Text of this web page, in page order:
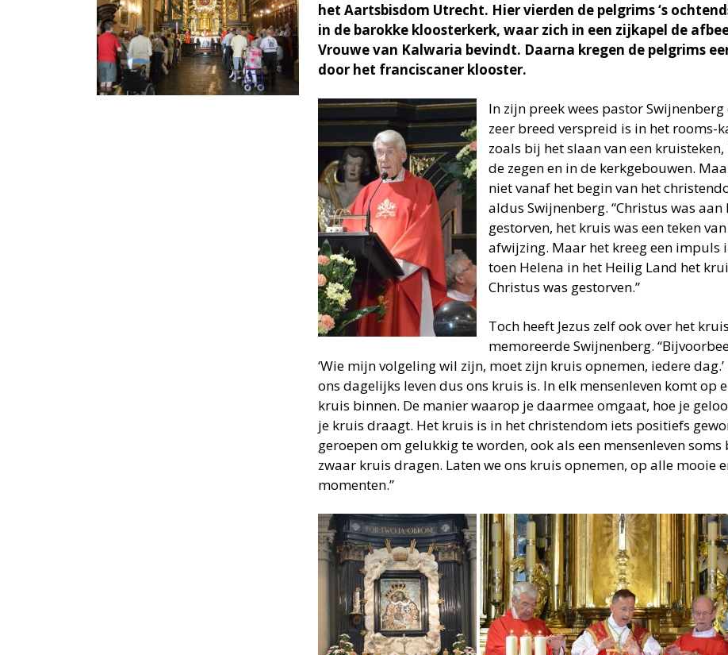
het Aartsbisdom Utrecht. Hier vierden de pelgrims ‘s
in de barokke kloosterkerk, waar zich in een zijkapel de
Vrouwe van Kalwaria bevindt. Daarna kregen de pelgrims
door het franciscaner klooster.
In zijn preek wees pastor
zeer breed verspreid is in het rooms-
zoals bij het slaan van een
de zegen en in de kerkgebouwen.
niet vanaf het begin van het
aldus Swijnenberg. “Christus was aan
gestorven, het kruis was een teken
afwijzing. Maar het kreeg een impuls
toen Helena in het Heilig Land het
Christus was gestorven.”
Toch heeft Jezus zelf ook over het
memoreerde Swijnenberg.
‘Wie mijn volgeling wil zijn, moet zijn kruis opnemen, iedere
ons dagelijks leven dus ons kruis is. In elk mensenleven komt op
kruis binnen. De manier waarop je daarmee omgaat, hoe je
je kruis draagt. Het kruis is in het christendom iets positiefs
geroepen om gelukkig te worden, ook als een mensenleven soms
zwaar kruis dragen. Laten we ons kruis opnemen, op alle mooie
momenten.”